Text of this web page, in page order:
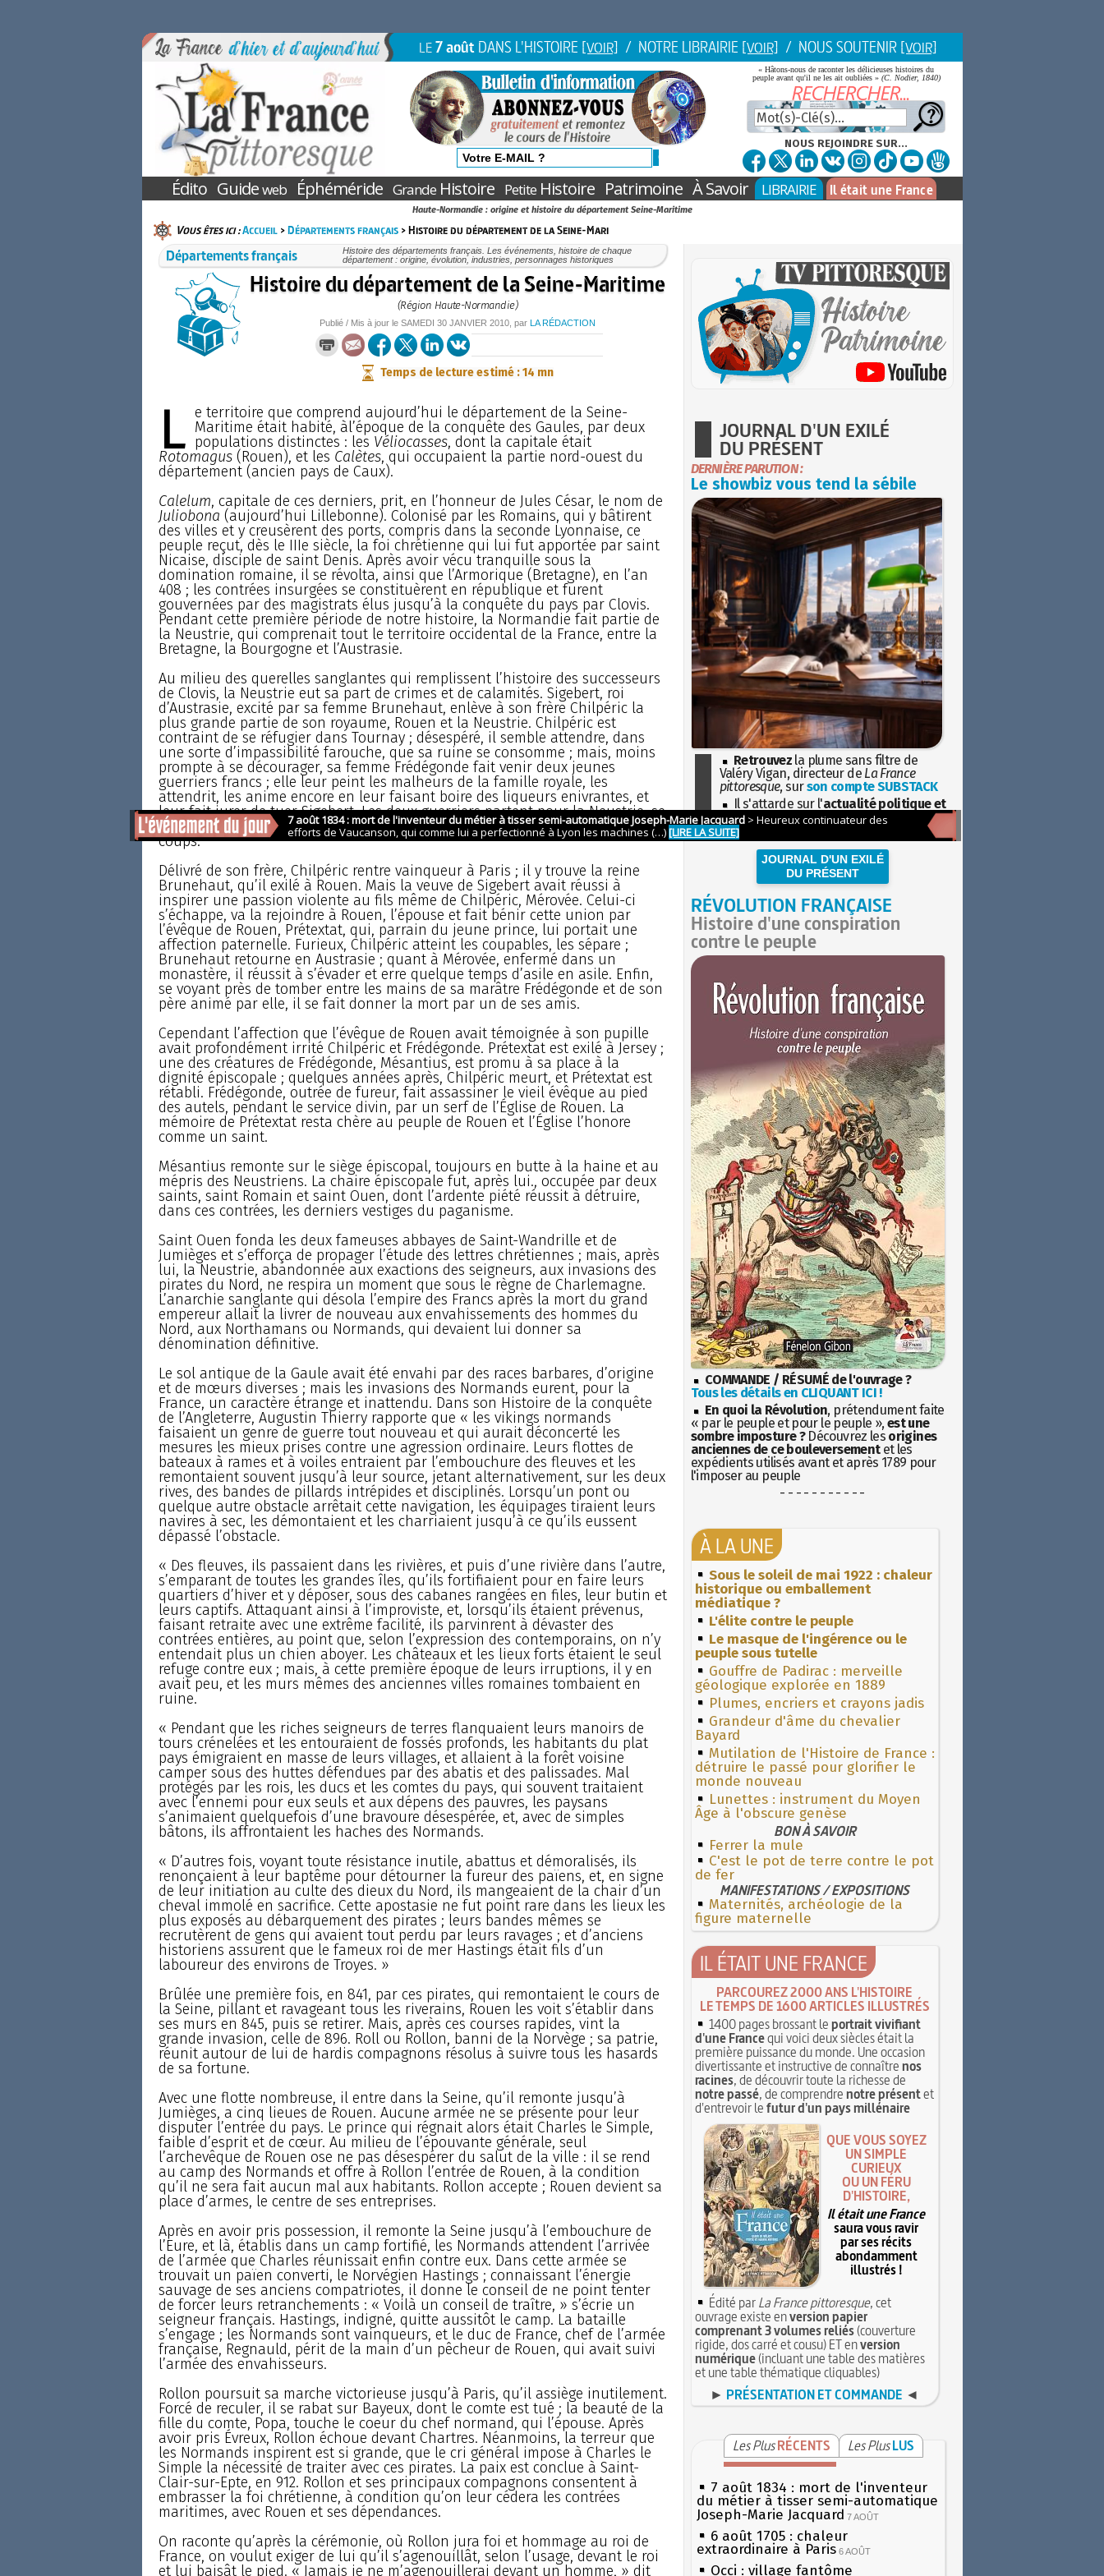
LE7 août DANS L'HISTOIRE [VOIR] / NOTRE LIBRAIRIE [VOIR] / NOUS SOUTENIR [VOIR]
« Hâtons-nous de raconter les délicieuses histoires du
peuple avant qu'il ne les ait oubliées » (C. Nodier, 1840)
NOUS REJOINDRE SUR...
Édito Guideweb Éphéméride GrandeHistoire PetiteHistoire Patrimoine À Savoir LIBRAIRIE Il était une France
Haute-Normandie : origine et histoire du département Seine-Maritime
Vous êtes ici :Accueil>Départements français> Histoire du département de la Seine-Mari
Départements français
Histoire des départements français. Les événements, histoire de chaque
département : origine, évolution, industries, personnages historiques
Histoire du département de la Seine-Maritime
(Région Haute-Normandie)
Publié / Mis à jour le SAMEDI 30 JANVIER 2010 , par LA RÉDACTION
Temps de lecture estimé : 14 mn
L e territoire que comprend aujourd’hui le département de la Seine-
Maritime était habité, àl’époque de la conquête des Gaules, par deux
populations distinctes : les Véliocasses, dont la capitale était
Rotomagus(Rouen), et les Calètes, qui occupaient la partie nord-ouest du
département (ancien pays de Caux).
Calelum, capitale de ces derniers, prit, en l’honneur de Jules César, le nom de
Juliobona (aujourd’hui Lillebonne). Colonisé par les Romains, qui y bâtirent
des villes et y creusèrent des ports, compris dans la seconde Lyonnaise, ce
peuple reçut, dès le IIIe siècle, la foi chrétienne qui lui fut apportée par saint
Nicaise, disciple de saint Denis. Après avoir vécu tranquille sous la
domination romaine, il se révolta, ainsi que l’Armorique (Bretagne), en l’an
408 ; les contrées insurgées se constituèrent en république et furent
gouvernées par des magistrats élus jusqu’à la conquête du pays par Clovis.
Pendant cette première période de notre histoire, la Normandie fait partie de
la Neustrie, qui comprenait tout le territoire occidental de la France, entre la
Bretagne, la Bourgogne et l’Austrasie.
Au milieu des querelles sanglantes qui remplissent l’histoire des successeurs
de Clovis, la Neustrie eut sa part de crimes et de calamités. Sigebert, roi
d’Austrasie, excité par sa femme Brunehaut, enlève à son frère Chilpéric la
plus grande partie de son royaume, Rouen et la Neustrie. Chilpéric est
contraint de se réfugier dans Tournay ; désespéré, il semble attendre, dans
une sorte d’impassibilité farouche, que sa ruine se consomme ; mais, moins
prompte à se décourager, sa femme Frédégonde fait venir deux jeunes
guerriers francs ; elle leur peint les malheurs de la famille royale, les
attendrit, les anime encore en leur faisant boire des liqueurs enivrantes, et
leur fait jurer de tuer Sigebert. Les deux guerriers partent pour la Neustrie, se
présentent devant Sigebert le poignardent et tombent eux-mêmes percés de
coups.
Délivré de son frère, Chilpéric rentre vainqueur à Paris ; il y trouve la reine
Brunehaut, qu’il exilé à Rouen. Mais la veuve de Sigebert avait réussi à
inspirer une passion violente au fils même de Chilpéric, Mérovée. Celui-ci
s’échappe, va la rejoindre à Rouen, l’épouse et fait bénir cette union par
l’évêque de Rouen, Prétextat, qui, parrain du jeune prince, lui portait une
affection paternelle. Furieux, Chilpéric atteint les coupables, les sépare ;
Brunehaut retourne en Austrasie ; quant à Mérovée, enfermé dans un
monastère, il réussit à s’évader et erre quelque temps d’asile en asile. Enfin,
se voyant près de tomber entre les mains de sa marâtre Frédégonde et de son
père animé par elle, il se fait donner la mort par un de ses amis.
Cependant l’affection que l’évêque de Rouen avait témoignée à son pupille
avait profondément irrité Chilpéric et Frédégonde. Prétextat est exilé à Jersey ;
une des créatures de Frédégonde, Mésantius, est promu à sa place à la
dignité épiscopale ; quelques années après, Chilpéric meurt, et Prétextat est
rétabli. Frédégonde, outrée de fureur, fait assassiner le vieil évêque au pied
des autels, pendant le service divin, par un serf de l’Église de Rouen. La
mémoire de Prétextat resta chère au peuple de Rouen et l’Église l’honore
comme un saint.
Mésantius remonte sur le siège épiscopal, toujours en butte à la haine et au
mépris des Neustriens. La chaire épiscopale fut, après lui., occupée par deux
saints, saint Romain et saint Ouen, dont l’ardente piété réussit à détruire,
dans ces contrées, les derniers vestiges du paganisme.
Saint Ouen fonda les deux fameuses abbayes de Saint-Wandrille et de
Jumièges et s’efforça de propager l’étude des lettres chrétiennes ; mais, après
lui, la Neustrie, abandonnée aux exactions des seigneurs, aux invasions des
pirates du Nord, ne respira un moment que sous le règne de Charlemagne.
L’anarchie sanglante qui désola l’empire des Francs après la mort du grand
empereur allait la livrer de nouveau aux envahissements des hommes du
Nord, aux Northamans ou Normands, qui devaient lui donner sa
dénomination définitive.
Le sol antique de la Gaule avait été envahi par des races barbares, d’origine
et de mœurs diverses ; mais les invasions des Normands eurent, pour la
France, un caractère étrange et inattendu. Dans son Histoire de la conquête
de l’Angleterre, Augustin Thierry rapporte que « les vikings normands
faisaient un genre de guerre tout nouveau et qui aurait déconcerté les
mesures les mieux prises contre une agression ordinaire. Leurs flottes de
bateaux à rames et à voiles entraient par l’embouchure des fleuves et les
remontaient souvent jusqu’à leur source, jetant alternativement, sur les deux
rives, des bandes de pillards intrépides et disciplinés. Lorsqu’un pont ou
quelque autre obstacle arrêtait cette navigation, les équipages tiraient leurs
navires à sec, les démontaient et les charriaient jusqu’à ce qu’ils eussent
dépassé l’obstacle.
« Des fleuves, ils passaient dans les rivières, et puis d’une rivière dans l’autre,
s’emparant de toutes les grandes îles, qu’ils fortifiaient pour en faire leurs
quartiers d’hiver et y déposer, sous des cabanes rangées en files, leur butin et
leurs captifs. Attaquant ainsi à l’improviste, et, lorsqu’ils étaient prévenus,
faisant retraite avec une extrême facilité, ils parvinrent à dévaster des
contrées entières, au point que, selon l’expression des contemporains, on n’y
entendait plus un chien aboyer. Les châteaux et les lieux forts étaient le seul
refuge contre eux ; mais, à cette première époque de leurs irruptions, il y en
avait peu, et les murs mêmes des anciennes villes romaines tombaient en
ruine.
« Pendant que les riches seigneurs de terres flanquaient leurs manoirs de
tours crénelées et les entouraient de fossés profonds, les habitants du plat
pays émigraient en masse de leurs villages, et allaient à la forêt voisine
camper sous des huttes défendues par des abatis et des palissades. Mal
protégés par les rois, les ducs et les comtes du pays, qui souvent traitaient
avec l’ennemi pour eux seuls et aux dépens des pauvres, les paysans
s’animaient quelquefois d’une bravoure désespérée, et, avec de simples
bâtons, ils affrontaient les haches des Normands.
« D’autres fois, voyant toute résistance inutile, abattus et démoralisés, ils
renonçaient à leur baptême pour détourner la fureur des païens, et, en signe
de leur initiation au culte des dieux du Nord, ils mangeaient de la chair d’un
cheval immolé en sacrifice. Cette apostasie ne fut point rare dans les lieux les
plus exposés au débarquement des pirates ; leurs bandes mêmes se
recrutèrent de gens qui avaient tout perdu par leurs ravages ; et d’anciens
historiens assurent que le fameux roi de mer Hastings était fils d’un
laboureur des environs de Troyes. »
Brûlée une première fois, en 841, par ces pirates, qui remontaient le cours de
la Seine, pillant et ravageant tous les riverains, Rouen les voit s’établir dans
ses murs en 845, puis se retirer. Mais, après ces courses rapides, vint la
grande invasion, celle de 896. Roll ou Rollon, banni de la Norvège ; sa patrie,
réunit autour de lui de hardis compagnons résolus à suivre tous les hasards
de sa fortune.
Avec une flotte nombreuse, il entre dans la Seine, qu’il remonte jusqu’à
Jumièges, a cinq lieues de Rouen. Aucune armée ne se présente pour leur
disputer l’entrée du pays. Le prince qui régnait alors était Charles le Simple,
faible d’esprit et de cœur. Au milieu de l’épouvante générale, seul
l’archevêque de Rouen ose ne pas désespérer du salut de la ville : il se rend
au camp des Normands et offre à Rollon l’entrée de Rouen, à la condition
qu’il ne sera fait aucun mal aux habitants. Rollon accepte ; Rouen devient sa
place d’armes, le centre de ses entreprises.
Après en avoir pris possession, il remonte la Seine jusqu’à l’embouchure de
l’Eure, et là, établis dans un camp fortifié, les Normands attendent l’arrivée
de l’armée que Charles réunissait enfin contre eux. Dans cette armée se
trouvait un païen converti, le Norvégien Hastings ; connaissant l’énergie
sauvage de ses anciens compatriotes, il donne le conseil de ne point tenter
de forcer leurs retranchements : « Voilà un conseil de traître, » s’écrie un
seigneur français. Hastings, indigné, quitte aussitôt le camp. La bataille
s’engage ; les Normands sont vainqueurs, et le duc de France, chef de l’armée
française, Regnauld, périt de la main d’un pêcheur de Rouen, qui avait suivi
l’armée des envahisseurs.
Rollon poursuit sa marche victorieuse jusqu’à Paris, qu’il assiège inutilement.
Forcé de reculer, il se rabat sur Bayeux, dont le comte est tué ; la beauté de la
fille du comte, Popa, touche le coeur du chef normand, qui l’épouse. Après
avoir pris Évreux, Rollon échoue devant Chartres. Néanmoins, la terreur que
les Normands inspirent est si grande, que le cri général impose à Charles le
Simple la nécessité de traiter avec ces pirates. La paix est conclue à Saint-
Clair-sur-Epte, en 912. Rollon et ses principaux compagnons consentent à
embrasser la foi chrétienne, à condition qu’on leur cédera les contrées
maritimes, avec Rouen et ses dépendances.
On raconte qu’après la cérémonie, où Rollon jura foi et hommage au roi de
France, on voulut exiger de lui qu’il s’agenouillât, selon l’usage, devant le roi
et lui baisât le pied. « Jamais je ne m’agenouillerai devant un homme, » dit
JOURNAL D'UN EXILÉ
DU PRÉSENT
DERNIÈRE PARUTION :
Le showbiz vous tend la sébile
Retrouvez la plume sans filtre de
Valéry Vigan, directeur de La France
pittoresque, surson compte SUBSTACK
Il s'attarde sur l'actualité politique et
sociétaleavec la hauteur de vue de
l'Histoire
JOURNAL D'UN EXILÉ
DU PRÉSENT
RÉVOLUTION FRANÇAISE
Histoire d'une conspiration
contre le peuple
COMMANDE / RÉSUMÉ de l'ouvrage ?
Tous les détails en CLIQUANT ICI !
En quoi la Révolution, prétendument faite
« par le peuple et pour le peuple », est une
sombre imposture ?Découvrez les origines
anciennes de ce bouleversementet les
expédients utilisés avant et après 1789 pour
l'imposer au peuple
- - - - - - - - - - -
À LA UNE
Sous le soleil de mai 1922 : chaleur
historique ou emballement
médiatique ?
L'élite contre le peuple
Le masque de l'ingérence ou le
peuple sous tutelle
Gouffre de Padirac : merveille
géologique explorée en 1889
Plumes, encriers et crayons jadis
Grandeur d'âme du chevalier
Bayard
Mutilation de l'Histoire de France :
détruire le passé pour glorifier le
monde nouveau
Lunettes : instrument du Moyen
Âge à l'obscure genèse
BON À SAVOIR
Ferrer la mule
C'est le pot de terre contre le pot
de fer
MANIFESTATIONS / EXPOSITIONS
Maternités, archéologie de la
figure maternelle
IL ÉTAIT UNE FRANCE
PARCOUREZ 2000 ANS L'HISTOIRE
LE TEMPS DE 1600 ARTICLES ILLUSTRÉS
1400 pages brossant leportrait vivifiant
d'une Francequi voici deux siècles était la
première puissance du monde. Une occasion
divertissante et instructive de connaîtrenos
racines, de découvrir toute la richesse de
notre passé, de comprendrenotre présentet
d'entrevoir lefutur d'un pays millénaire
QUE VOUS SOYEZ
UN SIMPLE
CURIEUX
OU UN FÉRU
D'HISTOIRE,
Il était une France
saura vous ravir
par ses récits
abondamment
illustrés !
Édité parLa France pittoresque, cet
ouvrage existe enversion papier
comprenant 3 volumes reliés(couverture
rigide, dos carré et cousu) ET enversion
numérique(incluant une table des matières
et une table thématique cliquables)
► PRÉSENTATION ET COMMANDE ◄
Les Plus RÉCENTS Les Plus LUS
7 août 1834 : mort de l'inventeur
du métier à tisser semi-automatique
Joseph-Marie Jacquard 7 AOÛT
6 août 1705 : chaleur
extraordinaire à Paris 6 AOÛT
Occi : village fantôme